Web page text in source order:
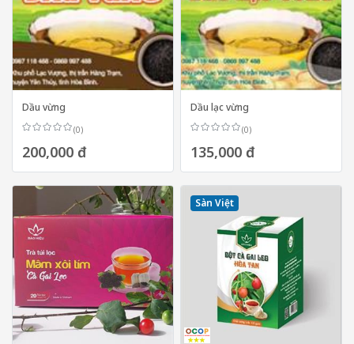
Dầu vừng
(0)
200,000 đ
Dầu lạc vừng
(0)
135,000 đ
Sàn Việt